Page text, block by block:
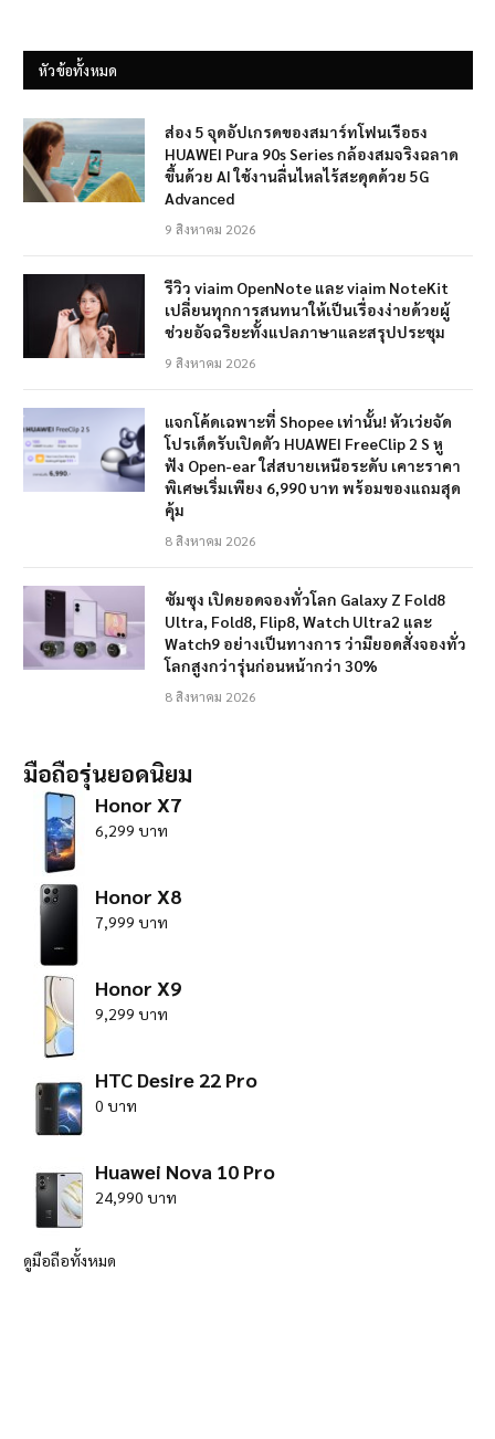
หัวข้อทั้งหมด
ส่อง 5 จุดอัปเกรดของสมาร์ทโฟนเรือธง
HUAWEI Pura 90s Series กล้องสมจริงฉลาด
ขึ้นด้วย AI ใช้งานลื่นไหลไร้สะดุดด้วย 5G
Advanced
9 สิงหาคม 2026
รีวิว viaim OpenNote และ viaim NoteKit
เปลี่ยนทุกการสนทนาให้เป็นเรื่องง่ายด้วยผู้
ช่วยอัจฉริยะทั้งแปลภาษาและสรุปประชุม
9 สิงหาคม 2026
แจกโค้ดเฉพาะที่ Shopee เท่านั้น! หัวเว่ยจัด
โปรเด็ดรับเปิดตัว HUAWEI FreeClip 2 S หู
ฟัง Open-ear ใส่สบายเหนือระดับ เคาะราคา
พิเศษเริ่มเพียง 6,990 บาท พร้อมของแถมสุด
คุ้ม
8 สิงหาคม 2026
ซัมซุง เปิดยอดจองทั่วโลก Galaxy Z Fold8
Ultra, Fold8, Flip8, Watch Ultra2 และ
Watch9 อย่างเป็นทางการ ว่ามียอดสั่งจองทั่ว
โลกสูงกว่ารุ่นก่อนหน้ากว่า 30%
8 สิงหาคม 2026
มือถือรุ่นยอดนิยม
Honor X7
6,299 บาท
Honor X8
7,999 บาท
Honor X9
9,299 บาท
HTC Desire 22 Pro
0 บาท
Huawei Nova 10 Pro
24,990 บาท
ดูมือถือทั้งหมด